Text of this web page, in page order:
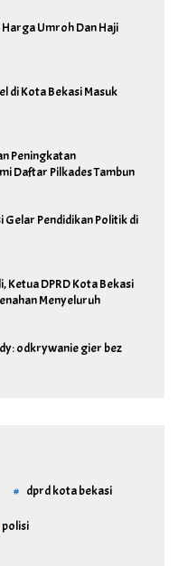
Umroh Dan Haji
di Kota Bekasi Masuk
Peningkatan
Daftar Pilkades Tambun
Gelar Pendidikan Politik di
Ketua DPRD Kota Bekasi
Menyeluruh
odkrywanie gier bez
dprd kota bekasi
polisi